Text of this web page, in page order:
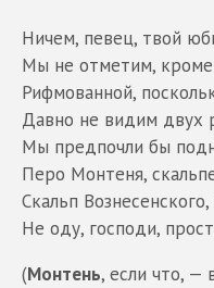
Ничем, певец, твой
Мы не отметим, кроме
Рифмованной,
Давно не видим двух
Мы предпочли бы
Перо Монтеня,
Скальп
Не оду, господи,
(Монтень, если что, —